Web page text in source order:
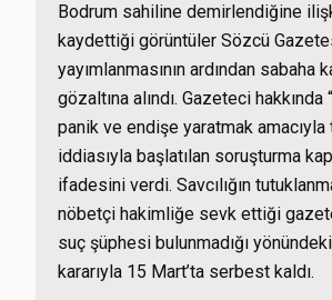
Bodrum sahiline demirlendiğine
kaydettiği görüntüler Sözcü
yayımlanmasının ardından sabaha
gözaltına alındı. Gazeteci hakkında
panik ve endişe yaratmak amacıyla
iddiasıyla başlatılan soruşturma
ifadesini verdi. Savcılığın
nöbetçi hakimliğe sevk ettiği
suç şüphesi bulunmadığı
kararıyla 15 Mart’ta serbest kaldı.